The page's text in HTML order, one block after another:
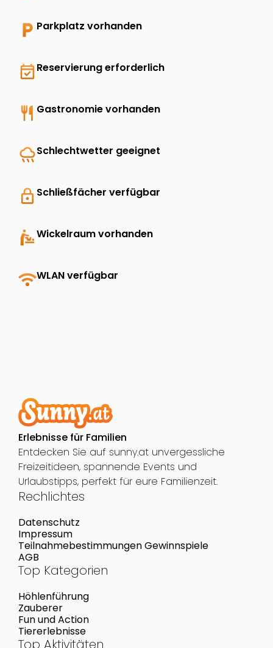
local_parking Parkplatz vorhanden
event_availableReservierung erforderlich
restaurant Gastronomie vorhanden
rainySchlechtwetter geeignet
lock Schließfächer verfügbar
baby_changing_stationWickelraum vorhanden
wifiWLAN verfügbar
Erlebnisse für Familien
Entdecken Sie auf sunny.at unvergessliche
Freizeitideen, spannende Events und
Urlaubstipps, perfekt für eure Familienzeit.
Rechlichtes
Datenschutz
Impressum
Teilnahmebestimmungen Gewinnspiele
AGB
Top Kategorien
Höhlenführung
Zauberer
Fun und Action
Tiererlebnisse
Top Aktivitäten